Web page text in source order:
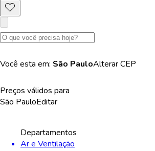
Você esta em: São PauloAlterarCEP
Preços válidos para
São PauloEditar
Departamentos
Ar e Ventilação